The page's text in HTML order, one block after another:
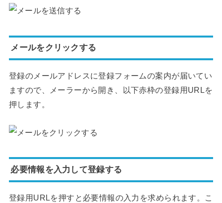
メールをクリックする
登録のメールアドレスに登録フォームの案内が届いてい
ますので、メーラーから開き、以下赤枠の登録用URLを
押します。
必要情報を入力して登録する
登録用URLを押すと必要情報の入力を求められます。こ